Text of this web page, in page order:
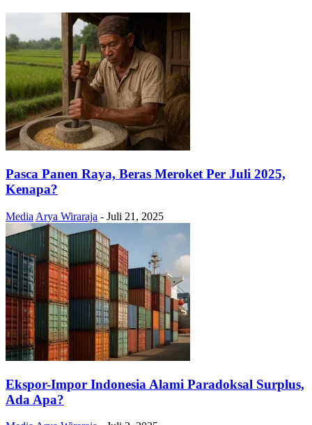
Pasca Panen Raya, Beras Meroket Per Juli 2025,
Kenapa?
Media Arya Wiraraja - Juli 21, 2025
Ekspor-Impor Indonesia Alami Paradoksal Surplus,
Ada Apa?